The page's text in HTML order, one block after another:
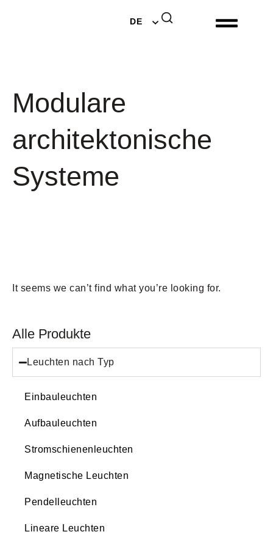
DE
NL
Modulare
architektonische
Systeme
Alle Produkte
Leuchten nach Typ
Einbauleuchten
Aufbauleuchten
Stromschienenleuchten
Magnetische Leuchten
Pendelleuchten
Lineare Leuchten
It seems we can’t find what you’re looking for.